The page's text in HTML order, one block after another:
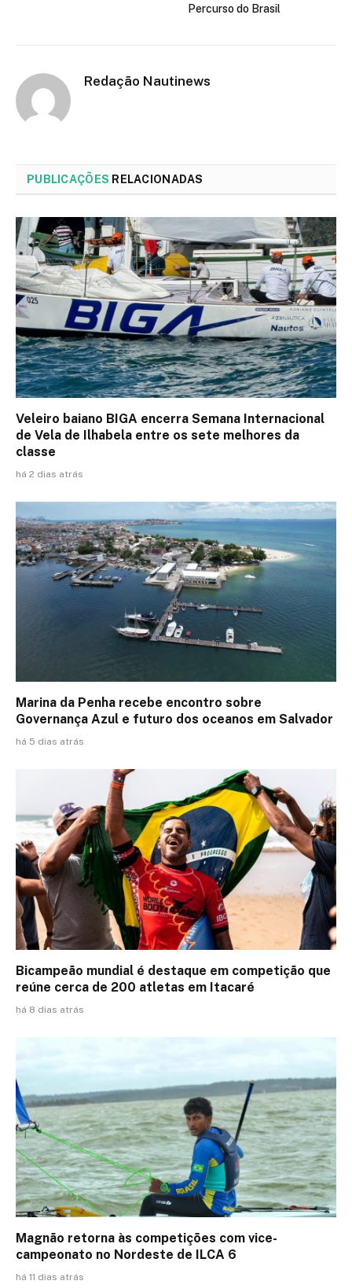
Percurso do Brasil
Redação Nautinews
PUBLICAÇÕES RELACIONADAS
Veleiro baiano BIGA encerra Semana Internacional
de Vela de Ilhabela entre os sete melhores da
classe
há 2 dias atrás
Marina da Penha recebe encontro sobre
Governança Azul e futuro dos oceanos em Salvador
há 5 dias atrás
Bicampeão mundial é destaque em competição que
reúne cerca de 200 atletas em Itacaré
há 8 dias atrás
Magnão retorna às competições com vice-
campeonato no Nordeste de ILCA 6
há 11 dias atrás